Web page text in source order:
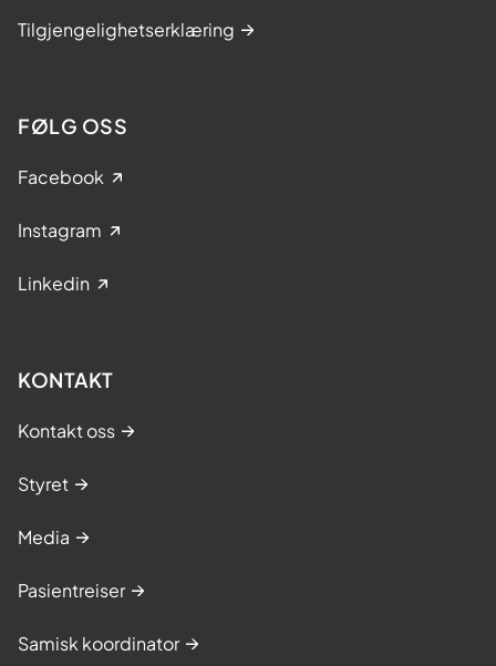
Tilgjengelighetserklæring
FØLG OSS
Facebook
Instagram
Linkedin
KONTAKT
Kontakt oss
Styret
Media
Pasientreiser
Samisk koordinator